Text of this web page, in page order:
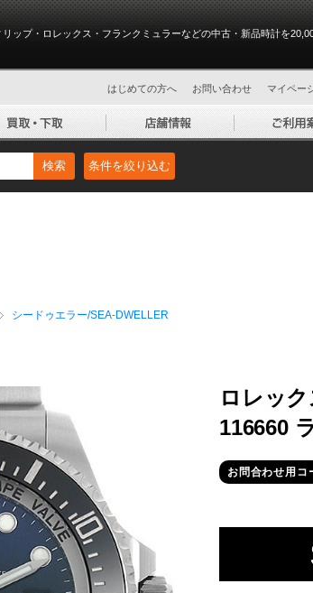
リップ・ロレックス・フランクミュラーなどの中古・新品時計を
はじめての方へ お問い合わせ マイペー
検索 条件を絞り込む
シードゥエラー/SEA-DWELLER
ロレッ
116660
お問合わせ用